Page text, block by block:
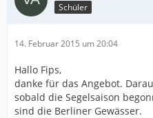
Schüler
14. Februar 2015 um 20:04
Hallo Fips,
danke für das Angebot.
sobald die Segelsaison
sind die Berliner Gewässer.